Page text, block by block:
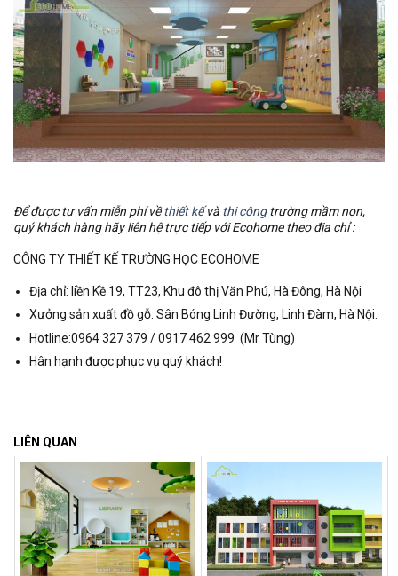
Để được tư vấn miễn phí vềthiết kếvà thi côngtrường mầm non,
quý khách hàng hãy liên hệ trực tiếp với Ecohome theo địa chỉ :
CÔNG TY THIẾT KẾ TRƯỜNG HỌC ECOHOME
Địa chỉ: liền Kề 19, TT23, Khu đô thị Văn Phú, Hà Đông, Hà Nội
Xưởng sản xuất đồ gỗ: Sân Bóng Linh Đường, Linh Đàm, Hà Nội.
Hotline:0964 327 379 / 0917 462 999 (Mr Tùng)
Hân hạnh được phục vụ quý khách!
LIÊN QUAN